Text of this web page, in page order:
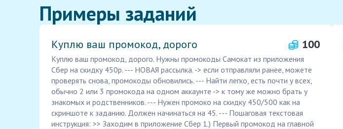
Примеры заданий
Куплю ваш промокод, дорого 100
Куплю ваш промокод, дорого. Нужны промокоды Самокат из приложения
Сбер на скидку 450р. --- НОВАЯ рассылка. -> если отправляли ранее, можете
проверять снова, промокоды обновились. --- Найти легко, есть почти у всех,
обычно 2 или 3 промокода на одном аккаунте -> к тому же можно брать у
знакомых и родственников. --- Нужен промоко на скидку 450/500 как на
скриншоте к заданию. Должен начинаться на 45. --- Пошаговая текстовая
инструкция: >> Заходим в приложение Сбер 1.) Первый промокод на главной